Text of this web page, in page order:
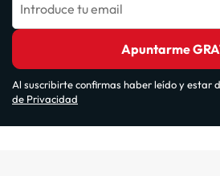
Introduce tu email
Apuntarme
Al suscribirte confirmas haber leído y estar
de Privacidad